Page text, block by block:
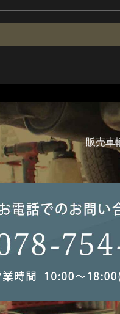
販売車